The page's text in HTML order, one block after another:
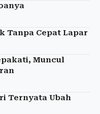
Tanpa Cepat Lapar
Muncul
Ternyata Ubah